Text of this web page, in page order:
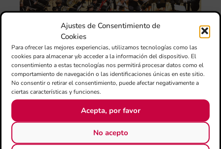
Ajustes de Consentimiento de
Cookies
Para ofrecer las mejores experiencias, utilizamos tecnologías como las
cookies para almacenar y/o acceder a la información del dispositivo. El
consentimiento a estas tecnologías nos permitirá procesar datos como el
comportamiento de navegación o las identificaciones únicas en este sitio.
No consentir o retirar el consentimiento, puede afectar negativamente a
ciertas características y funciones.
Acepta, por favor
No acepto